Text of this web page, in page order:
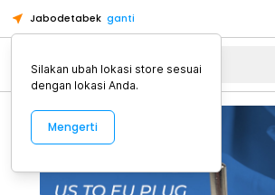
Jabodetabek ganti
Alat Kopi
Silakan ubah lokasi store sesuai
dengan lokasi Anda.
Mengerti